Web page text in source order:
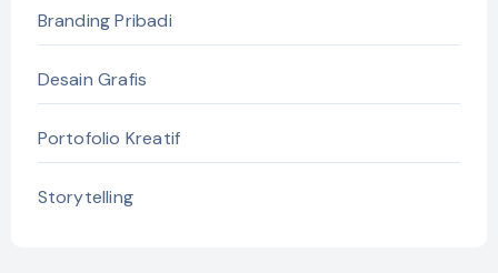
Branding Pribadi
Desain Grafis
Portofolio Kreatif
Storytelling